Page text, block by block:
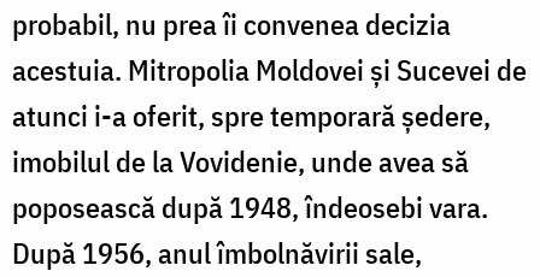
probabil, nu prea îi convenea decizia
acestuia. Mitropolia Moldovei și Sucevei de
atunci i-a oferit, spre temporară ședere,
imobilul de la Vovidenie, unde avea să
poposească după 1948, îndeosebi vara.
După 1956, anul îmbolnăvirii sale,